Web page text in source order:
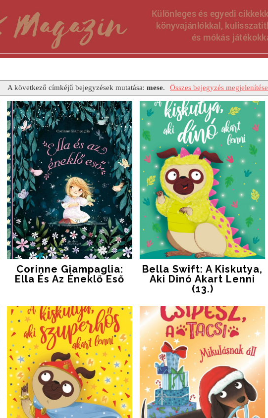
A következő címkéjű bejegyzések mutatása: mese. Összes bejegyzés megjelenítése
Corinne Giampaglia:
Ella És Az Éneklő Eső
Bella Swift: A ​kiskutya,
Aki Dinó Akart Lenni
(13.)